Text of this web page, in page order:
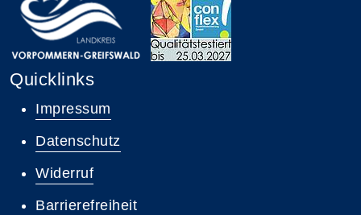
Quicklinks
Impressum
Datenschutz
Widerruf
Barrierefreiheit